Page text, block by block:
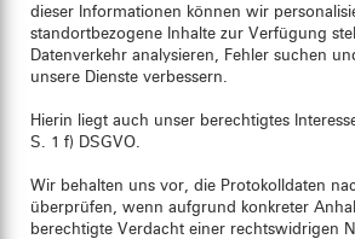
dieser Informationen können wir
standortbezogene Inhalte zur Verfügung
Datenverkehr analysieren, Fehler suchen
unsere Dienste verbessern.
Hierin liegt auch unser berechtigtes
S. 1 f) DSGVO.
Wir behalten uns vor, die Protokolldaten
überprüfen, wenn aufgrund konkreter
berechtigte Verdacht einer rechtswidrigen